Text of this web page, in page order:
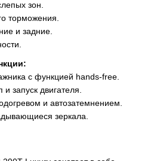
зон.
торможения.
и задние.
с функцией hands-free.
запуск двигателя.
и автозатемнением.
зеркала.